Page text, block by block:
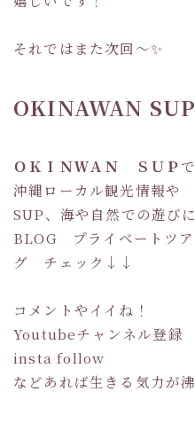
それではまた次回～✨
OKINAWAN SUP
ＯＫＩＮＷＡＮ ＳＵＰ
沖縄ローカル観光情報や
SUP、海や自然での遊び
BLOG プライベートツ
グ チェック↓↓
コメントやイイね！
Youtubeチャンネル登録
insta follow
などあれば生きる気力が